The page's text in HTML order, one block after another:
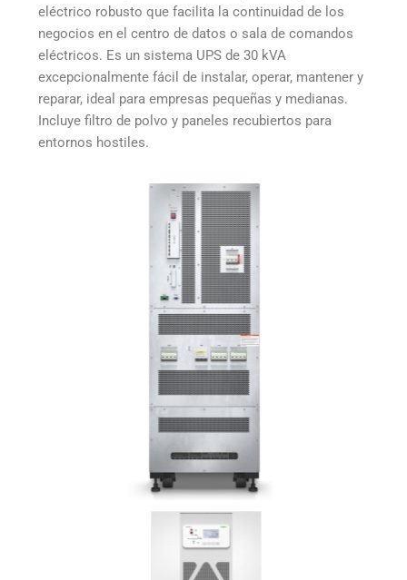
eléctrico robusto que facilita la continuidad de los
negocios en el centro de datos o sala de comandos
eléctricos. Es un sistema UPS de 30 kVA
excepcionalmente fácil de instalar, operar, mantener y
reparar, ideal para empresas pequeñas y medianas.
Incluye filtro de polvo y paneles recubiertos para
entornos hostiles.